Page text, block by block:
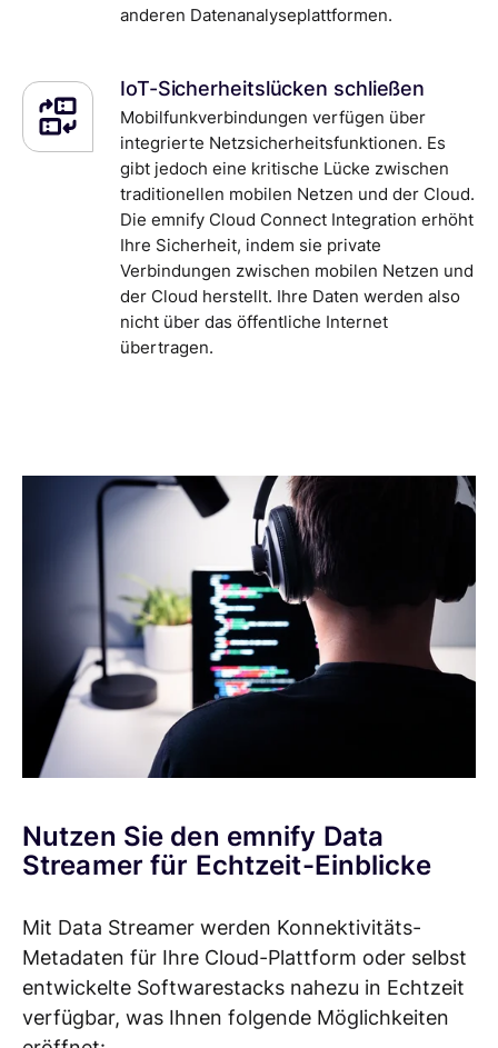
anderen Datenanalyseplattformen.
IoT-Sicherheitslücken schließen
Mobilfunkverbindungen verfügen über
integrierte Netzsicherheitsfunktionen. Es
gibt jedoch eine kritische Lücke zwischen
traditionellen mobilen Netzen und der Cloud.
Die emnify Cloud Connect Integration erhöht
Ihre Sicherheit, indem sie private
Verbindungen zwischen mobilen Netzen und
der Cloud herstellt. Ihre Daten werden also
nicht über das öffentliche Internet
übertragen.
Nutzen Sie den emnify Data
Streamer für Echtzeit-Einblicke
Mit Data Streamer werden Konnektivitäts-
Metadaten für Ihre Cloud-Plattform oder selbst
entwickelte Softwarestacks nahezu in Echtzeit
verfügbar, was Ihnen folgende Möglichkeiten